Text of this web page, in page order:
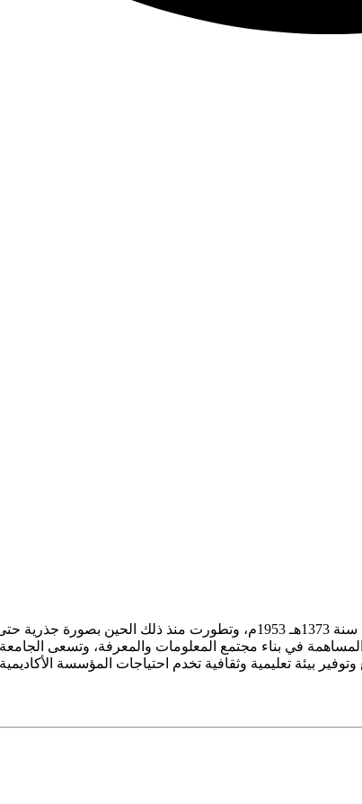
في بناء مجتمع المعلومات والمعرفة، وتسعى
بيئة تعليمية وثقافية تخدم احتياجات المؤسسة